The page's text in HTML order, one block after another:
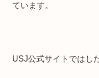
ています。
USJ公式サイトではし